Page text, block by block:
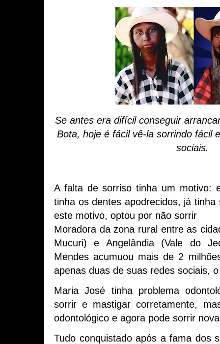
Se antes era difícil conseguir
Bota, hoje é fácil vê-la sorrindo fácil
sociais.
A falta de sorriso tinha um motivo:
tinha os dentes apodrecidos, já
este motivo, optou por não sorrir
Moradora da zona rural entre as
Mucuri) e Angelândia (Vale do
Mendes acumuou mais de 2
apenas duas de suas redes sociais,
Maria José tinha problema
sorrir e mastigar corretamente,
odontológico e agora pode sorrir
Tudo conquistado após a fama dos